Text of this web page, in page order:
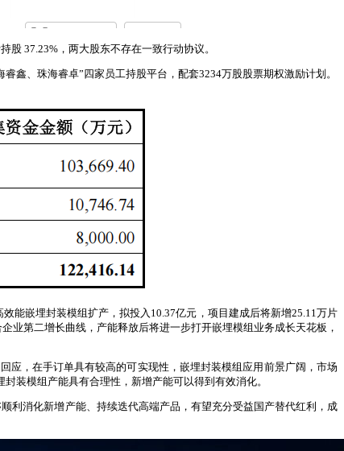
37.23%，两大股东不存在一致行动协议。
鑫、珠海睿卓”四家员工持股平台，配套3234万股股票期权激励计划。
能嵌埋封装模组扩产，拟投入10.37亿元，项目建成后将新增25.11万片
业第二增长曲线，产能释放后将进一步打开嵌埋模组业务成长天花板，
应，在手订单具有较高的可实现性，嵌埋封装模组应用前景广阔，市场
装模组产能具有合理性，新增产能可以得到有效消化。
利消化新增产能、持续迭代高端产品，有望充分受益国产替代红利，成